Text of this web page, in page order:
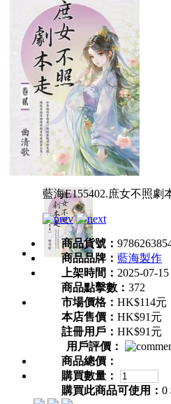
藍海E155402.庶女不照劇
商品貨號：
商品品牌： 藍海製作
上架時間： 2025-07-15
商品點擊數： 372
市場價格： HK$114元
本店售價： HK$91元
註冊用戶： HK$91元
用戶評價：
商品總價：
購買數量：
購買此商品可使用： 0